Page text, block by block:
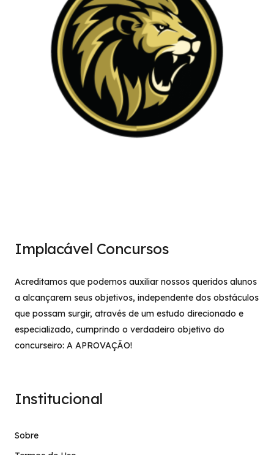
Implacável Concursos
Acreditamos que podemos auxiliar nossos queridos alunos
a alcançarem seus objetivos, independente dos obstáculos
que possam surgir, através de um estudo direcionado e
especializado, cumprindo o verdadeiro objetivo do
concurseiro: A APROVAÇÃO!
Institucional
Sobre